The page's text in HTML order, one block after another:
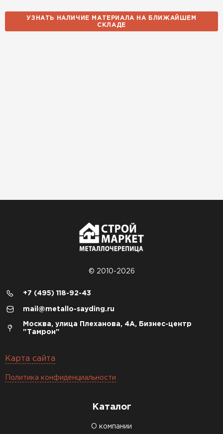
УЗНАТЬ НАЛИЧИЕ МАТЕРИАЛА НА БЛИЖАЙШЕМ
СКЛАДЕ
© 2010-2026
+7 (495) 118-92-43
mail@metallo-sayding.ru
Москва, улица Плеханова, 4А, Бизнес-центр
"Тамрон"
Карта сайта
Политика конфиденциальности
Каталог
О компании